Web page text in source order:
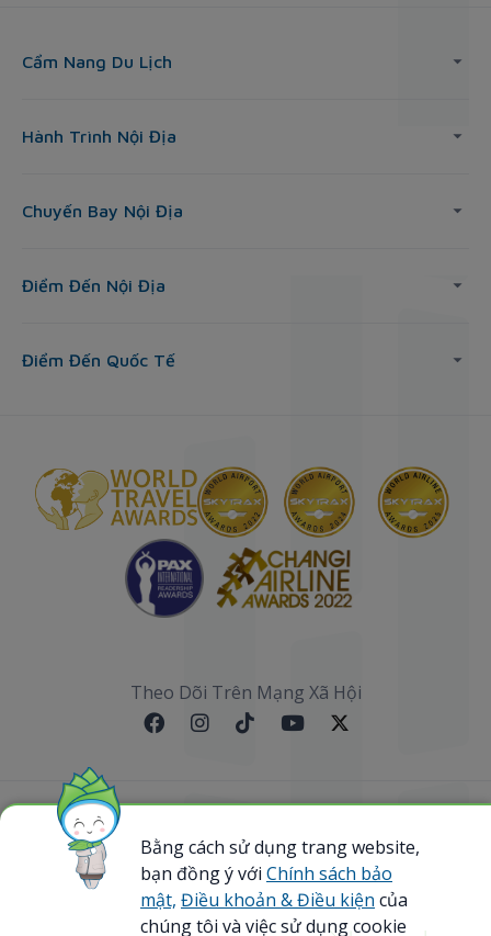
Cẩm Nang Du Lịch
Hành Trình Nội Địa
Chuyến Bay Nội Địa
Điểm Đến Nội Địa
Điểm Đến Quốc Tế
Theo Dõi Trên Mạng Xã Hội
Sơ đồ website
@ 2023 Bamboo Airways Copyright. All Rights
Reserved.
Business Registration Code: 0107867370
Bằng cách sử dụng trang website,
bạn đồng ý với Chính sách bảo
mật, Điều khoản & Điều kiện của
chúng tôi và việc sử dụng cookie